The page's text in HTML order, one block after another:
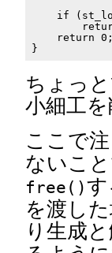
if
    return 0;
ちょっ
小細工
ここで
ないこと
free()
を渡し
り生成